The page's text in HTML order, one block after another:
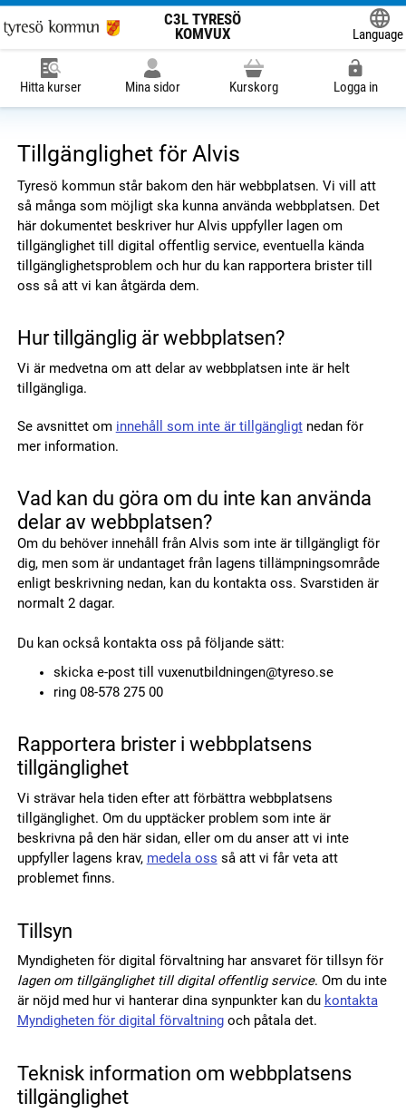
C3L TYRESÖ
KOMVUX
Language
Hitta kurser Mina sidor Kurskorg Logga in
Tillgänglighet för Alvis
Tyresö kommun står bakom den här webbplatsen. Vi vill att
så många som möjligt ska kunna använda webbplatsen. Det
här dokumentet beskriver hur Alvis uppfyller lagen om
tillgänglighet till digital offentlig service, eventuella kända
tillgänglighetsproblem och hur du kan rapportera brister till
oss så att vi kan åtgärda dem.
Hur tillgänglig är webbplatsen?
Vi är medvetna om att delar av webbplatsen inte är helt
tillgängliga.
Se avsnittet om innehåll som inte är tillgängligtnedan för
mer information.
Vad kan du göra om du inte kan använda
delar av webbplatsen?
Om du behöver innehåll från Alvis som inte är tillgängligt för
dig, men som är undantaget från lagens tillämpningsområde
enligt beskrivning nedan, kan du kontakta oss. Svarstiden är
normalt 2 dagar.
Du kan också kontakta oss på följande sätt:
skicka e-post till vuxenutbildningen@tyreso.se
ring 08-578 275 00
Rapportera brister i webbplatsens
tillgänglighet
Vi strävar hela tiden efter att förbättra webbplatsens
tillgänglighet. Om du upptäcker problem som inte är
beskrivna på den här sidan, eller om du anser att vi inte
uppfyller lagens krav, medela oss så att vi får veta att
problemet finns.
Tillsyn
Myndigheten för digital förvaltning har ansvaret för tillsyn för
lagen om tillgänglighet till digital offentlig service. Om du inte
är nöjd med hur vi hanterar dina synpunkter kan du kontakta
Myndigheten för digital förvaltningoch påtala det.
Teknisk information om webbplatsens
tillgänglighet